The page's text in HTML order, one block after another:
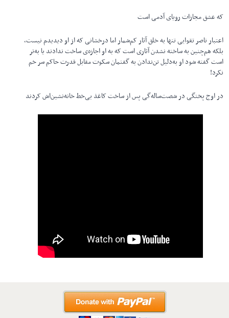
که عشق مجازات رویای آدمی است
اعتبار ناصر تقوایی تنها به خلق آثار کم‌شمار اما درخشانی که از او دیدیدم نیست،
بلکه هم‌چنین به ساخته نشدن آثاری است که به او اجازه‌ی ساخت ندادند یا به‌تر
است گفته شود او به‌دلیل تن‌ندادن به گفتمان سکوت مقابل قدرت حاکم سر خم
نکرد!
در اوج پختگی در شصت‌ساله‌گی پس از ساخت کاغذ بی‌خط خانه‌نشین‌اش کردند